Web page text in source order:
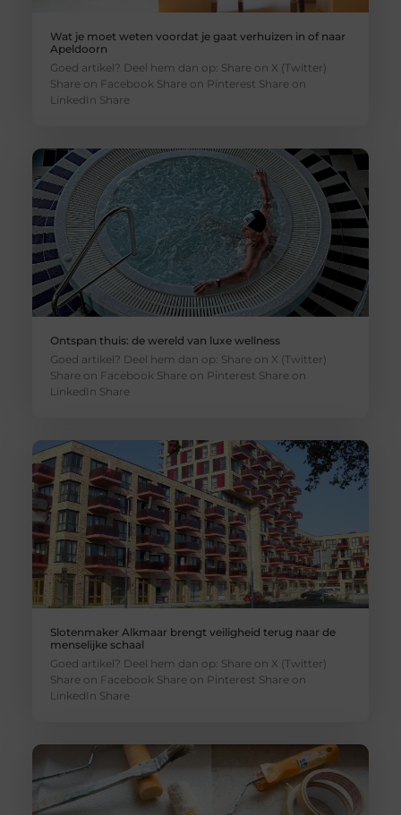
Wat je moet weten voordat je gaat verhuizen in of naar
Apeldoorn
Goed artikel? Deel hem dan op: Share on X (Twitter)
Share on Facebook Share on Pinterest Share on
LinkedIn Share
Ontspan thuis: de wereld van luxe wellness
Goed artikel? Deel hem dan op: Share on X (Twitter)
Share on Facebook Share on Pinterest Share on
LinkedIn Share
Slotenmaker Alkmaar brengt veiligheid terug naar de
menselijke schaal
Goed artikel? Deel hem dan op: Share on X (Twitter)
Share on Facebook Share on Pinterest Share on
LinkedIn Share